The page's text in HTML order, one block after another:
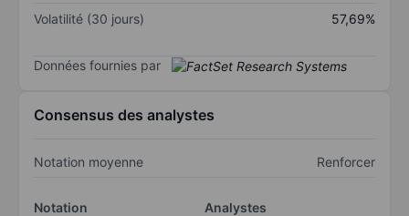
Volatilité (30 jours)
57,69%
Données fournies par
Consensus des analystes
Notation moyenne Renforcer
Notation
Analystes